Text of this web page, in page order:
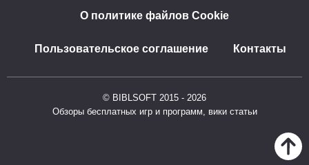
О политике файлов Cookie
Пользовательское соглашение Контакты
© BIBLSOFT 2015 - 2026
Обзоры бесплатных игр и программ, вики статьи